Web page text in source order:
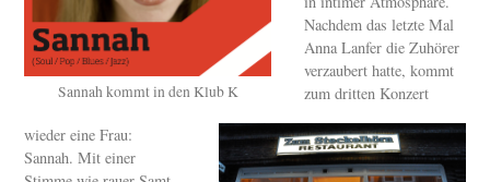
Sannah kommt in den Klub K
Nachdem das letzte Mal
Anna Lanfer die Zuhörer
verzaubert hatte, kommt
zum dritten Konzert
wieder eine Frau:
Sannah. Mit einer